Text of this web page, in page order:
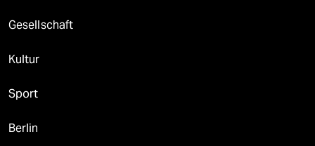
Gesellschaft
Kultur
Sport
Berlin